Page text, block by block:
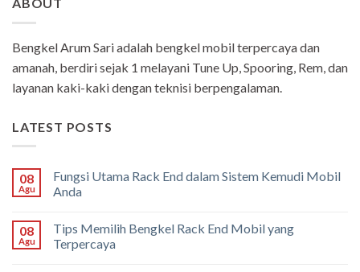
Bengkel Arum Sari adalah bengkel mobil terpercaya dan
amanah, berdiri sejak 1 melayani Tune Up, Spooring, Rem, dan
layanan kaki-kaki dengan teknisi berpengalaman.
LATEST POSTS
08
Agu
Fungsi Utama Rack End dalam Sistem Kemudi Mobil
Anda
08
Agu
Tips Memilih Bengkel Rack End Mobil yang
Terpercaya